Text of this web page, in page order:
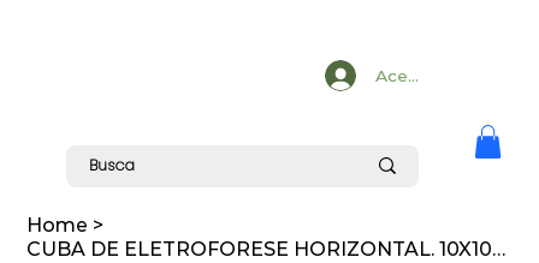
Acesse
Home >
CUBA DE ELETROFORESE HORIZONTAL. 10X10CM